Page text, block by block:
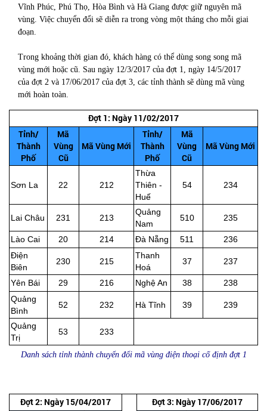
Vĩnh Phúc, Phú Thọ, Hòa Bình và Hà Giang được giữ nguyên mã
vùng. Việc chuyển đổi sẽ diễn ra trong vòng một tháng cho mỗi giai
đoạn.
Trong khoảng thời gian đó, khách hàng có thể dùng song song mã
vùng mới hoặc cũ. Sau ngày 12/3/2017 của đợt 1, ngày 14/5/2017
của đợt 2 và 17/06/2017 của đợt 3, các tỉnh thành sẽ dùng mã vùng
mới hoàn toàn.
Đợt 1: Ngày 11/02/2017
Tỉnh/
Thành
Phố
Mã
Vùng
Cũ
Mã Vùng Mới
Tỉnh/
Thành
Phố
Mã
Vùng
Cũ
Mã Vùng Mới
Sơn La 22 212
Thừa
Thiên -
Huế
54 234
Lai Châu 231 213
Quảng
Nam
510 235
Lào Cai 20 214 Đà Nẵng 511
236
Điện
Biên
230 215
Thanh
Hoá
37 237
Yên Bái 29 216 Nghệ An 38
238
Quảng
Bình
52 232 Hà Tĩnh 39 239
Quảng
Trị
53 233
Danh sách tỉnh thành chuyển đổi mã vùng điện thoại cố định đợt 1
Đợt 2: Ngày 15/04/2017
Đợt 3: Ngày 17/06/2017